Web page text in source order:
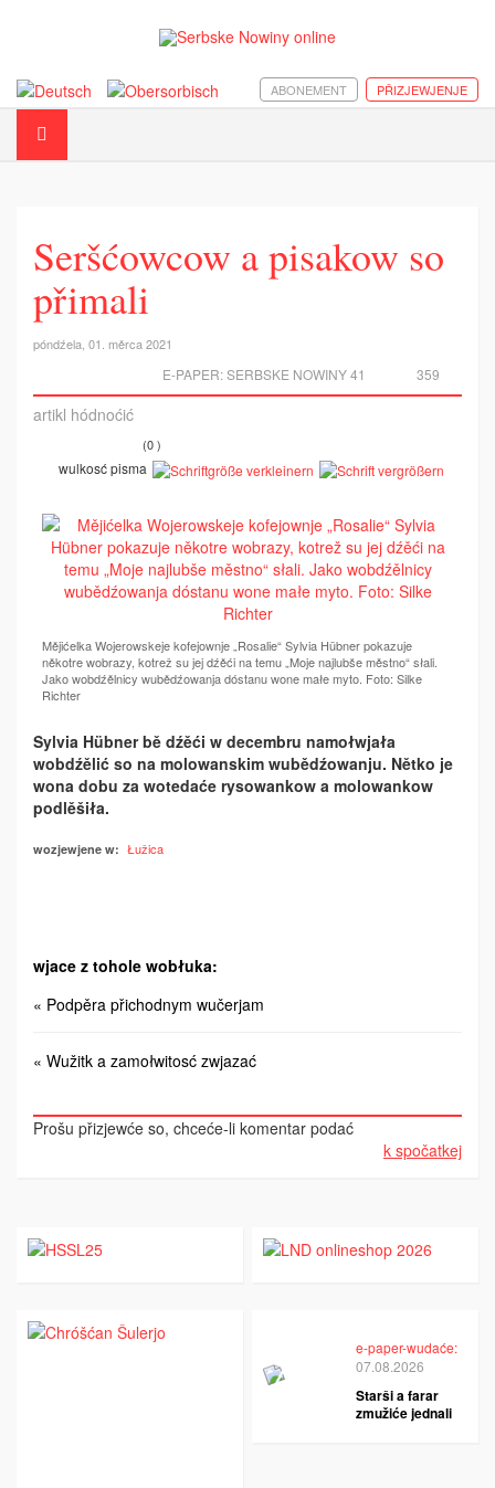
PŘIZJEWJENJE
ABONEMENT
Seršćowcow a pisakow so
přimali
póndźela, 01. měrca 2021
359
E-PAPER:SERBSKE NOWINY 41
artikl hódnoćić
(0 )
wulkosć pisma
Mějićelka Wojerowskeje kofejownje „Rosalie“ Sylvia Hübner pokazuje
někotre wobrazy, kotrež su jej dźěći na temu „Moje najlubše městno“ słali.
Jako wobdźělnicy wubědźowanja dóstanu wone małe myto. Foto: Silke
Richter
Sylvia Hübner bě dźěći w decembru namoł­wjała
wobdźělić so na molowanskim wubědźowanju. Nětko je
wona dobu za wotedaće rysowankow a molowankow
podlěšiła.
wozjewjene w: Łužica
wjace z tohole wobłuka:
« Podpěra přichodnym wučerjam
« Wužitk a zamołwitosć zwjazać
Prošu přizjewće so, chceće-li komentar podać
k spočatkej
e-paper-wudaće:
07.08.2026
Starši a farar
zmužiće jednali